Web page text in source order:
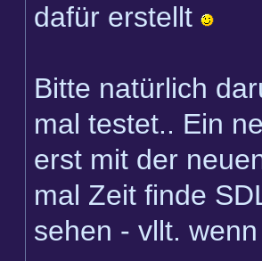
dafür erstellt
Bitte natürlich
mal testet.. Ein
erst mit der
mal Zeit finde
sehen - vllt.